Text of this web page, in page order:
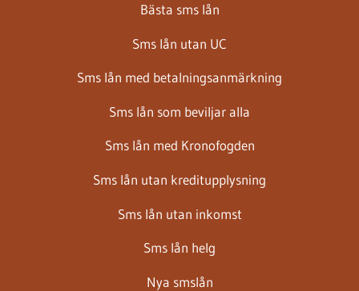
Bästa sms lån
Sms lån utan UC
Sms lån med betalningsanmärkning
Sms lån som beviljar alla
Sms lån med Kronofogden
Sms lån utan kreditupplysning
Sms lån utan inkomst
Sms lån helg
Nya smslån